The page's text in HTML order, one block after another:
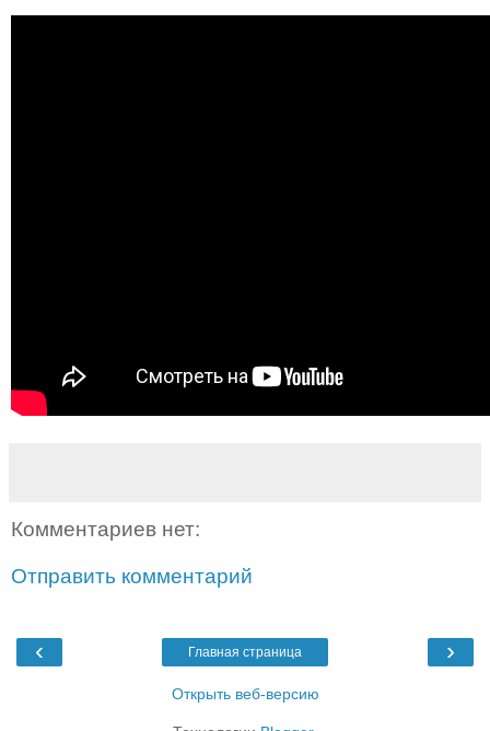
Комментариев нет:
Отправить комментарий
‹ ›
Главная страница
Открыть веб-версию